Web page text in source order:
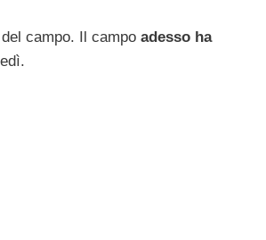
campo. Il campo adesso ha